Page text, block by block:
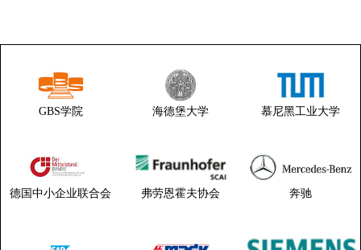
GBS学院 海德堡大学 慕尼黑工业大学
德国中小企业联合会 弗劳恩霍夫协会 奔驰